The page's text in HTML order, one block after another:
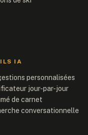
IA
personnalisées
jour-par-jour
de carnet
conversationnelle